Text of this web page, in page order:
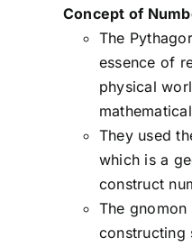
Concept of
The
essence of
physical
They used
which is a
construct
The
constructing